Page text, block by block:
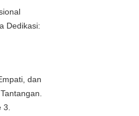
Dedikasi:
dan